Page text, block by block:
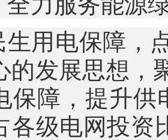
生用电保障，
的发展思想，
保障，提升
各级电网投资